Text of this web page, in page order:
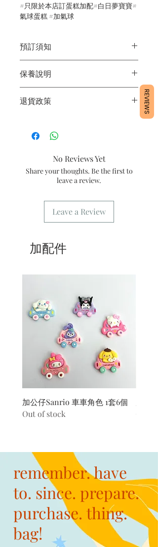
#只限於本店訂蛋糕加配#白日夢寶寶#
氣球蛋糕 #加氣球
預訂須知
定日期取貨請提早10-14天前落單🤗
2/ 下單後24小時內會有專人電郵確認訂
單
3/ 取貨時需要出示確認訊息 或 訂單編
貨。運費請參考常見問題。
6/ 營業時間：請參考本網站
保養說明
度。
退貨政策
作，不設退換。
No Reviews Yet
Share your thoughts. Be the first to
leave a review.
Leave a Review
加配件
加公仔Sanrio 車車角色 1套6個
Out of stock
remember. have
to. since. prepare.
purchase. thing.
bag!
REVIEWS